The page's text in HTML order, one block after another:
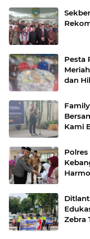
Pesta
dan
Kami
Polres
Zebra